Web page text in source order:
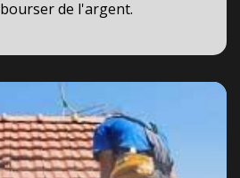
de l'argent.